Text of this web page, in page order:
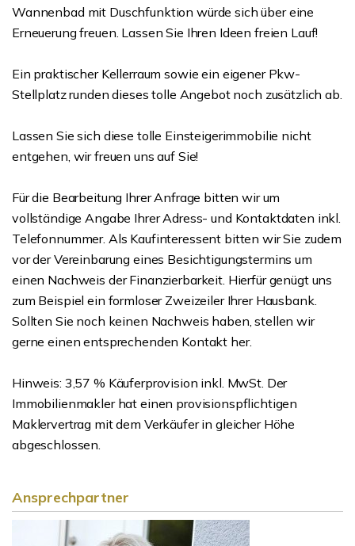
Wannenbad mit Duschfunktion würde sich über eine
Erneuerung freuen. Lassen Sie Ihren Ideen freien Lauf!
Ein praktischer Kellerraum sowie ein eigener Pkw-
Stellplatz runden dieses tolle Angebot noch zusätzlich ab.
Lassen Sie sich diese tolle Einsteigerimmobilie nicht
entgehen, wir freuen uns auf Sie!
Für die Bearbeitung Ihrer Anfrage bitten wir um
vollständige Angabe Ihrer Adress- und Kontaktdaten inkl.
Telefonnummer. Als Kaufinteressent bitten wir Sie zudem
vor der Vereinbarung eines Besichtigungstermins um
einen Nachweis der Finanzierbarkeit. Hierfür genügt uns
zum Beispiel ein formloser Zweizeiler Ihrer Hausbank.
Sollten Sie noch keinen Nachweis haben, stellen wir
gerne einen entsprechenden Kontakt her.
Hinweis: 3,57 % Käuferprovision inkl. MwSt. Der
Immobilienmakler hat einen provisionspflichtigen
Maklervertrag mit dem Verkäufer in gleicher Höhe
abgeschlossen.
Ansprechpartner